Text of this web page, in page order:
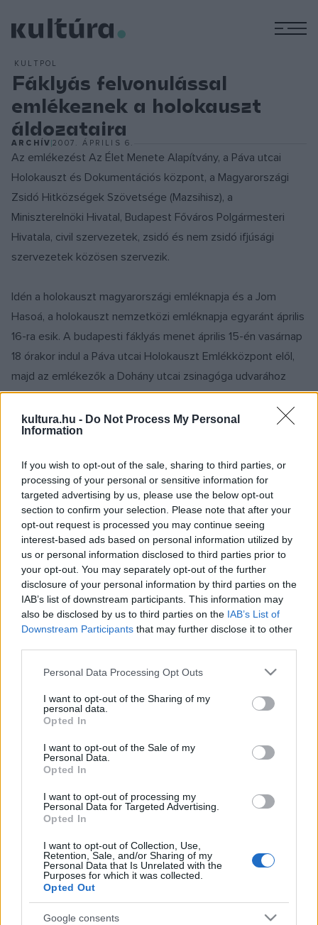
kultura.hu - Do Not Process My Personal
Information
If you wish to opt-out of the sale, sharing to third parties, or
processing of your personal or sensitive information for
targeted advertising by us, please use the below opt-out
section to confirm your selection. Please note that after your
opt-out request is processed you may continue seeing
interest-based ads based on personal information utilized by
us or personal information disclosed to third parties prior to
your opt-out. You may separately opt-out of the further
disclosure of your personal information by third parties on the
IAB’s list of downstream participants. This information may
also be disclosed by us to third parties on the IAB’s List of
Downstream Participants that may further disclose it to other
Please note that this website/app uses one or more Google
not limited to your visit or usage behaviour. You may click to
grant or deny consent to Google and its third-party tags to
use your data for below specified purposes in below Google
consent section.
Personal Data Processing Opt Outs
I want to opt-out of the Sharing of my
personal data.
Opted In
I want to opt-out of the Sale of my
Personal Data.
Opted In
I want to opt-out of processing my
Personal Data for Targeted Advertising.
Opted In
I want to opt-out of Collection, Use,
Retention, Sale, and/or Sharing of my
Personal Data that Is Unrelated with the
Purposes for which it was collected.
Opted Out
Google consents
KULTPOL
Fáklyás felvonulással
emlékeznek a holokauszt
áldozataira
ARCHÍV2007. ÁPRILIS 6.
Az emlékezést Az Élet Menete Alapítvány, a Páva utcai
Holokauszt és Dokumentációs központ, a Magyarországi
Zsidó Hitközségek Szövetsége (Mazsihisz), a
Miniszterelnöki Hivatal, Budapest Főváros Polgármesteri
Hivatala, civil szervezetek, zsidó és nem zsidó ifjúsági
szervezetek közösen szervezik.
Idén a holokauszt magyarországi emléknapja és a Jom
Hasoá, a holokauszt nemzetközi emléknapja egyaránt április
16-ra esik. A budapesti fáklyás menet április 15-én vasárnap
18 órakor indul a Páva utcai Holokauszt Emlékközpont elől,
majd az emlékezők a Dohány utcai zsinagóga udvarához
vonulnak az Emmánuel Emlékfáig, hogy emlékezzenek
azokra, akiket a nyilasok Budapest utcáin gyilkoltak meg
1944-45-ben.
Az emlékműnél beszédet mond Szili Katalin, az
Országgyűlés elnöke, Warren L. Miller az Egyesült Államok
elnökének különmegbízottja, Efraim Zuroff, a Simon
Wiesenthal Központ Jeruzsálemi Igazgatója, Zoltai Gusztáv,
a Mazsihisz és Budapesti Zsidó Hitközség (BZSH)
ügyvezető igazgatója, Kardos Péter főrabbi, Vámos Miklós
író, Fekete László főkántor. Az emlékezésen közreműködik
Gerendás Péter, Heilig Gábor, Somló Tamás és a Pannónia
Klezmer Band.
Másnap április 16-án Lengyelországban, Auschwitz-
Birkenauban tartják meg a náci népirtás hatmillió áldozatának
emlékére az Élet menetét. A résztvevők gyalog teszik meg
koncentrációs tábor, Auschwitz és az egykori legnagyobb
náci megsemmisítő tábor, Auschwitz-II-Birkenau között. A
kezdetben kétévente tartott zarándoklatot 1996 óta
évente rendezik. A 2005-ben tartott Élet mentén mintegy
izraeli kormányfő is. Magyarországot többek között
Gyurcsány Ferenc miniszterelnök, miniszterek, pártelnökök,
országgyűlési képviselők, művészek képviselték.